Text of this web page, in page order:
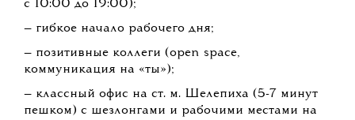
с 10:00 до 19:00);
— гибкое начало рабочего дня;
— позитивные коллеги (open space,
коммуникация на «ты»);
— классный офис на ст. м. Шелепиха (5-7 минут
пешком) с шезлонгами и рабочими местами на